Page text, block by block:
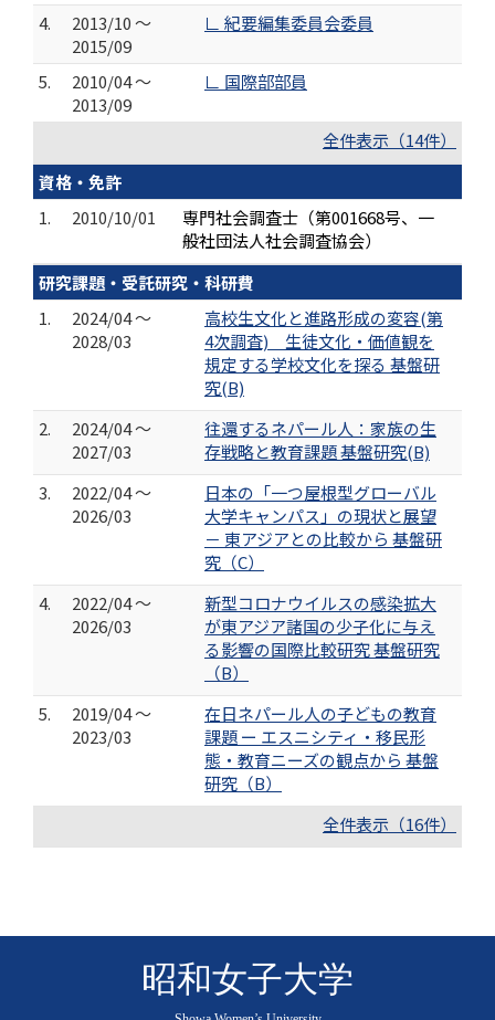
4.
2013/10 ～
2015/09
∟ 紀要編集委員会委員
5.
2010/04 ～
2013/09
∟ 国際部部員
全件表示（14件）
資格・免許
1.
2010/10/01
専門社会調査士（第001668号、一
般社団法人社会調査協会）
研究課題・受託研究・科研費
1.
2024/04 ～
2028/03
高校生文化と進路形成の変容(第
4次調査) 生徒文化・価値観を
規定する学校文化を探る 基盤研
究(B)
2.
2024/04 ～
2027/03
往還するネパール人：家族の生
存戦略と教育課題 基盤研究(B)
3.
2022/04 ～
2026/03
日本の「一つ屋根型グローバル
大学キャンパス」の現状と展望
－ 東アジアとの比較から 基盤研
究（C）
4.
2022/04 ～
2026/03
新型コロナウイルスの感染拡大
が東アジア諸国の少子化に与え
る影響の国際比較研究 基盤研究
（B）
5.
2019/04 ～
2023/03
在日ネパール人の子どもの教育
課題 ー エスニシティ・移民形
態・教育ニーズの観点から 基盤
研究（B）
全件表示（16件）
昭和女子大学